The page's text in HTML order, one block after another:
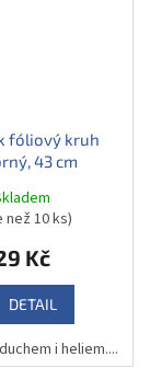
fóliový kruh
43 cm
než 10 ks)
Kč
DETAIL
i heliem....